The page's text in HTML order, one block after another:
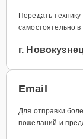
Передать
самостоятельно
г.
Email
Для отправки
пожеланий и